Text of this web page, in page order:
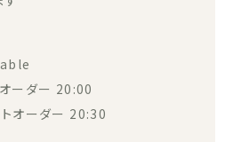
ーダー 20:00
オーダー 20:30